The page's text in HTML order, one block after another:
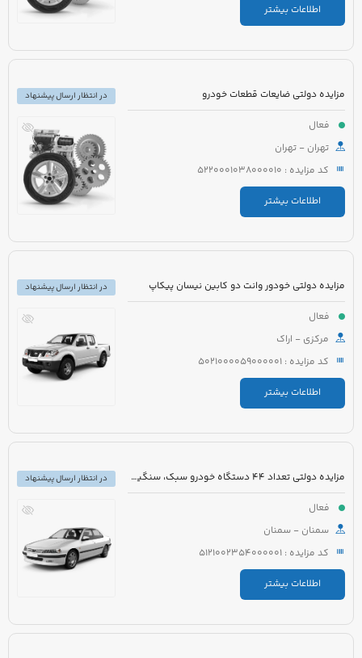
اطلاعات بیشتر
مزایده دولتی ضایعات قطعات خودرو
فعال
تهران - تهران
کد مزایده : 5220001038000010
اطلاعات بیشتر
در انتظار ارسال پیشنهاد
مزایده دولتی خودور وانت دو کابین نیسان پیکاپ
فعال
مرکزی - اراک
کد مزایده : 5021000059000001
اطلاعات بیشتر
در انتظار ارسال پیشنهاد
مزایده دولتی تعداد 44 دستگاه خودرو سبک، سنگین و موتورسیکلت
فعال
سمنان - سمنان
کد مزایده : 5121002354000001
اطلاعات بیشتر
در انتظار ارسال پیشنهاد